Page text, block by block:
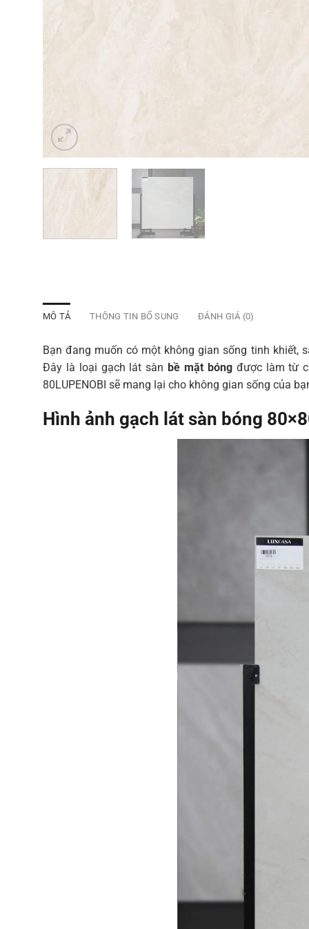
MÔ TẢ THÔNG TIN BỔ SUNG ĐÁNH GIÁ (0)
Bạn đang muốn có một không gian sống tinh khiết,
Đây là loại gạch lát sànbề mặt bóngđược làm từ
80LUPENOBI sẽ mang lại cho không gian sống của
Hình ảnh gạch lát sàn bóng